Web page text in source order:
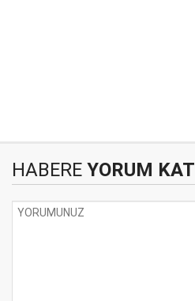
HABERE YORUM KAT